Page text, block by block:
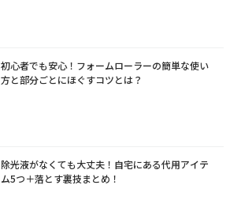
初心者でも安心！フォームローラーの簡単な使い
方と部分ごとにほぐすコツとは？
除光液がなくても大丈夫！自宅にある代用アイテ
ム5つ＋落とす裏技まとめ！